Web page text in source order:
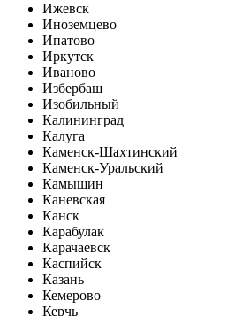
Ижевск
Иноземцево
Ипатово
Иркутск
Иваново
Избербаш
Изобильный
Калининград
Калуга
Каменск-Шахтинский
Каменск-Уральский
Камышин
Каневская
Канск
Карабулак
Карачаевск
Каспийск
Казань
Кемерово
Керчь